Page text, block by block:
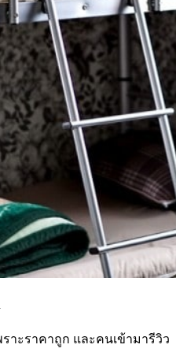
พราะราคาถูก และคนเข้ามารีวิว